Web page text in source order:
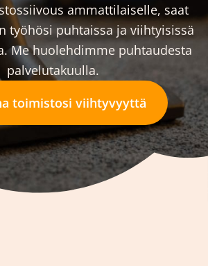
ammattilaiselle, saat
työhösi puhtaissa ja viihtyisissä
Me huolehdimme puhtaudesta
palvelutakuulla.
toimistosi viihtyvyyttä